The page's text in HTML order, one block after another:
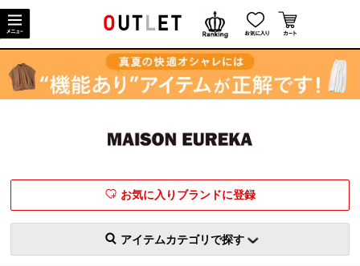
お気に入りブランドに登録
アイテムカテゴリで探す